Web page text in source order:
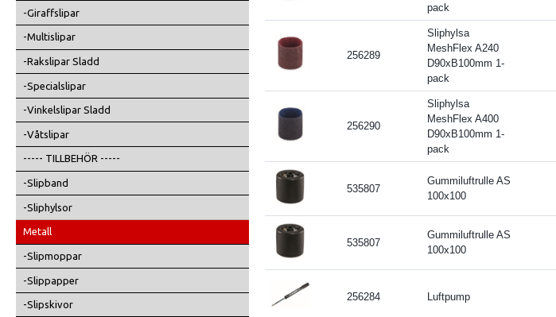
-Giraffslipar
-Multislipar
-Rakslipar Sladd
-Specialslipar
-Vinkelslipar Sladd
-Våtslipar
----- TILLBEHÖR -----
-Slipband
-Sliphylsor
Metall
-Slipmoppar
-Slippapper
-Slipskivor
pack
256289
Sliphylsa
MeshFlex A240
D90xB100mm 1-
pack
256290
Sliphylsa
MeshFlex A400
D90xB100mm 1-
pack
535807
Gummiluftrulle AS
100x100
535807
Gummiluftrulle AS
100x100
256284 Luftpump